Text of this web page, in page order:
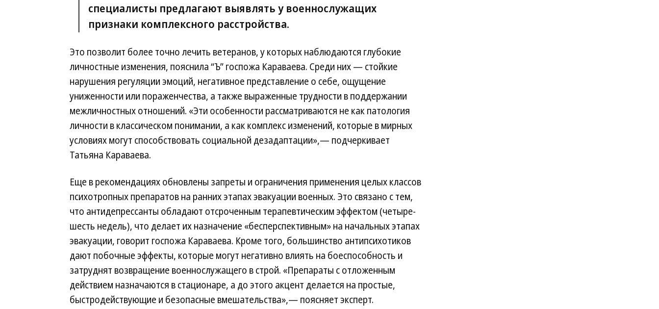
специалисты предлагают выявлять у военнослужащих
признаки комплексного расстройства.
Это позволит более точно лечить ветеранов, у которых наблюдаются глубокие
личностные изменения, пояснила “Ъ” госпожа Караваева. Среди них — стойкие
нарушения регуляции эмоций, негативное представление о себе, ощущение
униженности или пораженчества, а также выраженные трудности в поддержании
межличностных отношений. «Эти особенности рассматриваются не как патология
личности в классическом понимании, а как комплекс изменений, которые в мирных
условиях могут способствовать социальной дезадаптации»,— подчеркивает
Татьяна Караваева.
Еще в рекомендациях обновлены запреты и ограничения применения целых классов
психотропных препаратов на ранних этапах эвакуации военных. Это связано с тем,
что антидепрессанты обладают отсроченным терапевтическим эффектом (четыре-
шесть недель), что делает их назначение «бесперспективным» на начальных этапах
эвакуации, говорит госпожа Караваева. Кроме того, большинство антипсихотиков
дают побочные эффекты, которые могут негативно влиять на боеспособность и
затруднят возвращение военнослужащего в строй. «Препараты с отложенным
действием назначаются в стационаре, а до этого акцент делается на простые,
быстродействующие и безопасные вмешательства»,— поясняет эксперт.